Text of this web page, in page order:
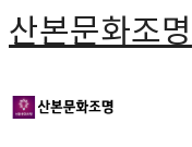
산본문화조명